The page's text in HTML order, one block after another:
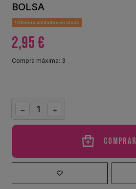
BOLSA
Últimas unidades en stock
2,95 €
Compra máxima: 3
Comprar